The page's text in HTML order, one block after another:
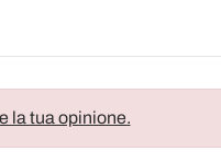
la tua opinione.